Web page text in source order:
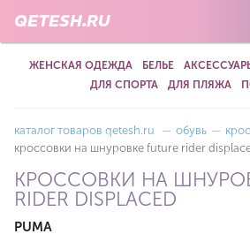
QETESH.RU
ЖЕНСКАЯ ОДЕЖДА БЕЛЬЕ
ДЛЯ СПОРТА
ДЛЯ ПЛЯЖА
каталог товаров qetesh.ru — обувь —
кроссовки на шнуровке future rider
КРОССОВКИ НА
RIDER DISPLACED
PUMA